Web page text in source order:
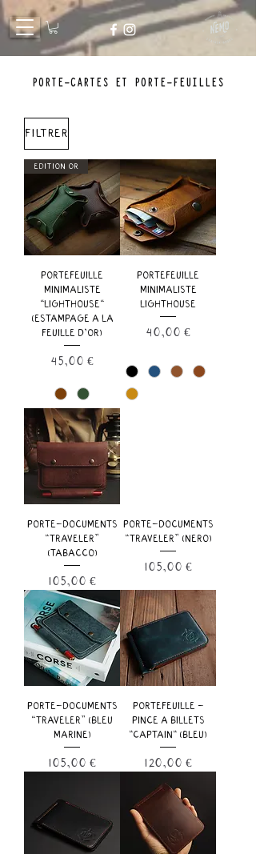
PORTE-CARTES ET PORTE-FEUILLES
Filtrer
ÉDITION OR
PORTEFEUILLE
MINIMALISTE
"LIGHTHOUSE"
(ESTAMPAGE À LA
FEUILLE D'OR)
Prix
45,00 €
PORTEFEUILLE
MINIMALISTE
LIGHTHOUSE
Prix
40,00 €
PORTE-DOCUMENTS
“TRAVELER”
(TABACCO)
Prix
105,00 €
PORTE-DOCUMENTS
“TRAVELER” (NERO)
Prix
105,00 €
PORTE-DOCUMENTS
“TRAVELER” (BLEU
MARINE)
Prix
105,00 €
PORTEFEUILLE -
PINCE À BILLETS
"CAPTAIN" (BLEU)
Prix
120,00 €